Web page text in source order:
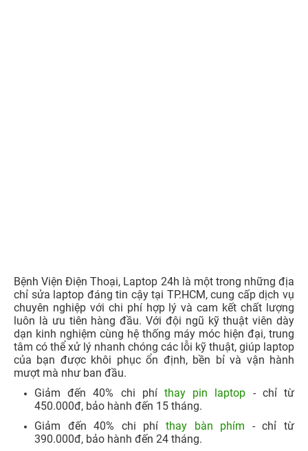
Bệnh Viện Điện Thoại, Laptop 24h là một trong những địa
chỉ sửa laptop đáng tin cậy tại TP.HCM, cung cấp dịch vụ
chuyên nghiệp với chi phí hợp lý và cam kết chất lượng
luôn là ưu tiên hàng đầu. Với đội ngũ kỹ thuật viên dày
dạn kinh nghiệm cùng hệ thống máy móc hiện đại, trung
tâm có thể xử lý nhanh chóng các lỗi kỹ thuật, giúp laptop
của bạn được khôi phục ổn định, bền bỉ và vận hành
mượt mà như ban đầu.
Giảm đến 40% chi phí thay pin laptop - chỉ từ
450.000đ, bảo hành đến 15 tháng.​
Giảm đến 40% chi phí thay bàn phím - chỉ từ
390.000đ, bảo hành đến 24 tháng.​